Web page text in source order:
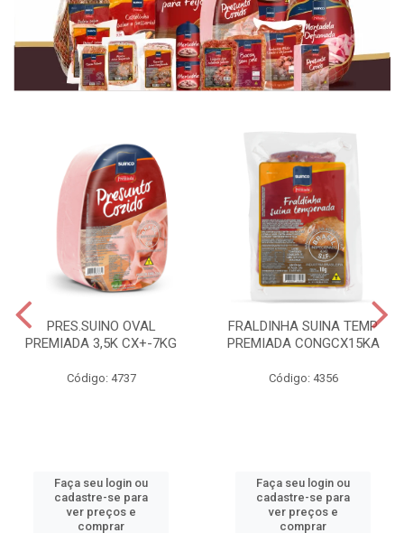
PRES.SUINO OVAL
PREMIADA 3,5K CX+-7KG
Código: 4737
Faça seu login ou
cadastre-se para
ver preços e
comprar
FRALDINHA SUINA TEMP
PREMIADA CONGCX15KA
Código: 4356
Faça seu login ou
cadastre-se para
ver preços e
comprar